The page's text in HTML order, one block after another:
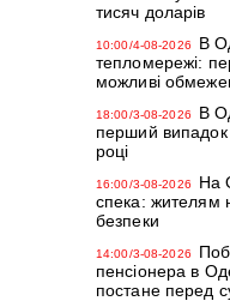
тисяч доларів
10:00/4-08-2026
В
тепломережі:
можливі
18:00/3-08-2026
В
перший випадок
році
16:00/3-08-2026
На
спека: жителям
безпеки
14:00/3-08-2026
пенсіонера в
постане перед